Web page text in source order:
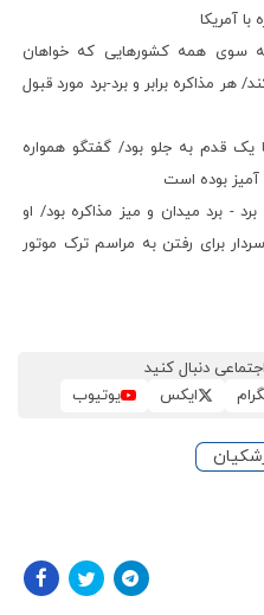
آمریکا
سوی همه کشورهایی که خواهان
هر مذاکره برابر و برد-برد مورد قبول
یک قدم به جلو بود/ گفتگو همواره
آمیز بوده است
- برد میدان و میز مذاکره بود/ او
برای رفتن به مراسم ترک موتور
دنبال کنید
ایکس یوتیوب